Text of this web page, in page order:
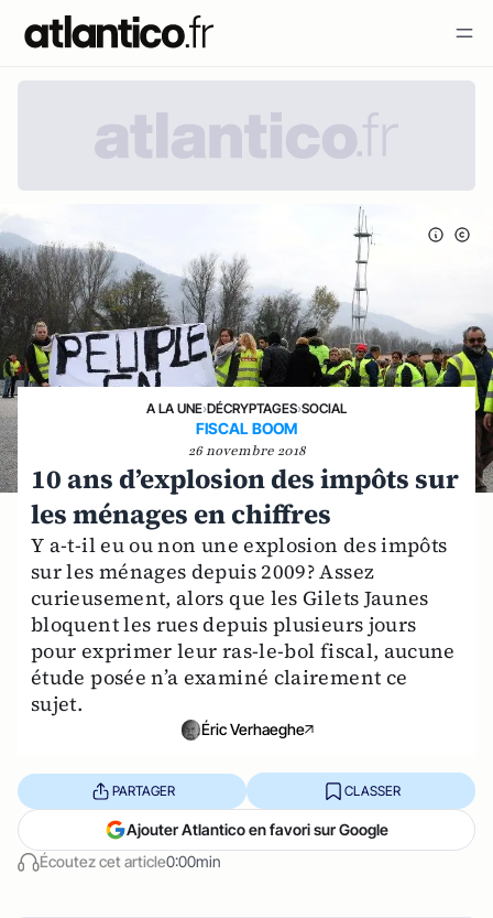
A LA UNE›DÉCRYPTAGES›SOCIAL
FISCAL BOOM
26 novembre 2018
10 ans d’explosion des impôts sur
les ménages en chiffres
Y a-t-il eu ou non une explosion des impôts
sur les ménages depuis 2009? Assez
curieusement, alors que les Gilets Jaunes
bloquent les rues depuis plusieurs jours
pour exprimer leur ras-le-bol fiscal, aucune
étude posée n’a examiné clairement ce
sujet.
Éric Verhaeghe
Écoutez cet article0:00min
PARTAGER CLASSER
Ajouter Atlantico en favori sur Google